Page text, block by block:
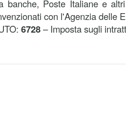
banche, Poste Italiane e
con l'Agenzia delle
6728– Imposta sugli